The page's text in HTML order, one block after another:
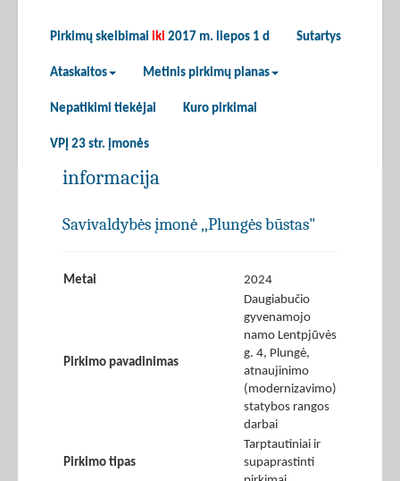
Pirkimų skelbimai iki 2017 m. liepos 1 d Sutartys
Ataskaitos Metinis pirkimų planas
Nepatikimi tiekėjai Kuro pirkimai
VPĮ 23 str. įmonės
informacija
Savivaldybės įmonė ,,Plungės būstas"
Metai 2024
Pirkimo pavadinimas
Daugiabučio
gyvenamojo
namo Lentpjūvės
g. 4, Plungė,
atnaujinimo
(modernizavimo)
statybos rangos
darbai
Pirkimo tipas
Tarptautiniai ir
supaprastinti